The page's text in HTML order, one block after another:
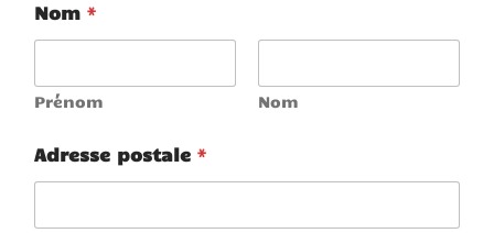
Nom *
Prénom Nom
Adresse postale *